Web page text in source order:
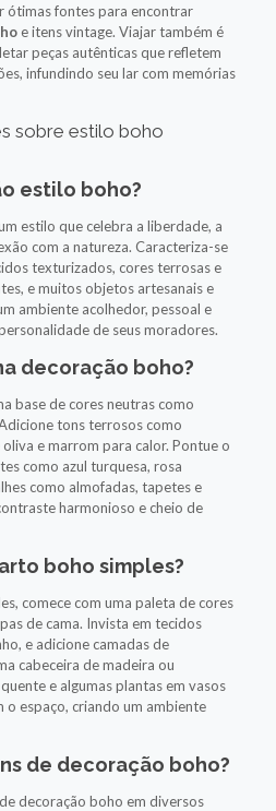
ótimas fontes para encontrar
e itens vintage. Viajar também é
peças autênticas que refletem
infundindo seu lar com memórias
sobre estilo boho
estilo boho?
estilo que celebra a liberdade, a
com a natureza. Caracteriza-se
texturizados, cores terrosas e
e muitos objetos artesanais e
ambiente acolhedor, pessoal e
de seus moradores.
decoração boho?
base de cores neutras como
tons terrosos como
e marrom para calor. Pontue o
como azul turquesa, rosa
como almofadas, tapetes e
harmonioso e cheio de
boho simples?
comece com uma paleta de cores
de cama. Invista em tecidos
e adicione camadas de
cabeceira de madeira ou
e algumas plantas em vasos
o espaço, criando um ambiente
de decoração boho?
decoração boho em diversos